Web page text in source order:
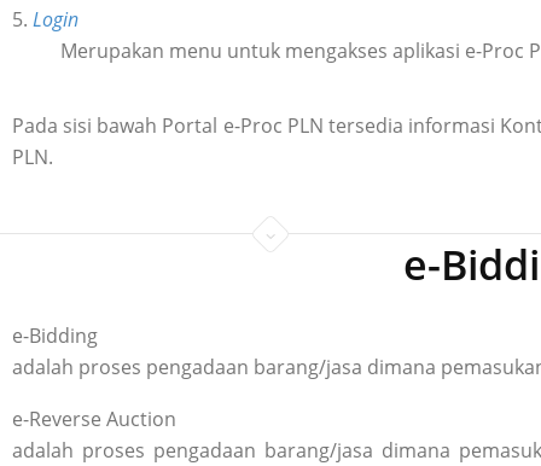
5. Login
Merupakan menu untuk mengakses aplikasi e-
Pada sisi bawah Portal e-Proc PLN tersedia informasi
PLN.
e-
e-Bidding
adalah proses pengadaan barang/jasa dimana
e-Reverse Auction
adalah proses pengadaan barang/jasa dimana